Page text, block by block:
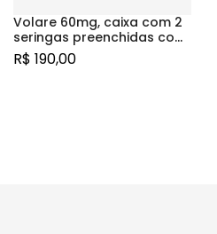
Volare 60mg, caixa com 2
seringas preenchidas com
0,6mL de solução de uso
injetável + sistema de
R$ 190,00